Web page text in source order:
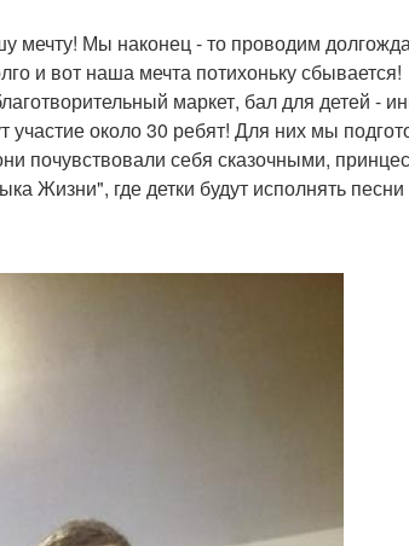
мечту! Мы наконец - то проводим
и вот наша мечта потихоньку сбывается!
маркет, бал для детей -
около 30 ребят! Для них мы
почувствовали себя сказочными,
Жизни", где детки будут исполнять